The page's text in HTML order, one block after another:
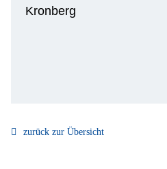
Kronberg
zurück zur Übersicht